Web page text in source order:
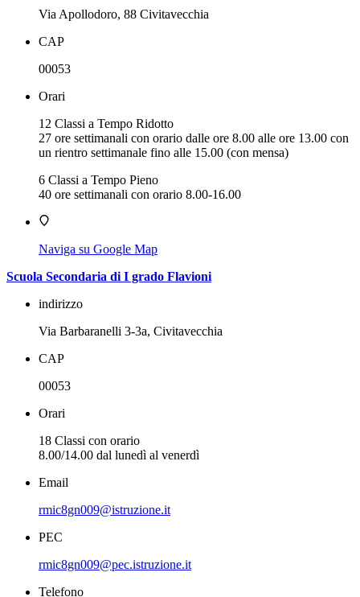
Via Apollodoro, 88 Civitavecchia
CAP
00053
Orari
12 Classi a Tempo Ridotto
27 ore settimanali con orario dalle ore 8.00 alle ore 13.00 con
un rientro settimanale fino alle 15.00 (con mensa)
6 Classi a Tempo Pieno
40 ore settimanali con orario 8.00-16.00
Naviga su Google Map
Scuola Secondaria di I grado Flavioni
indirizzo
Via Barbaranelli 3-3a, Civitavecchia
CAP
00053
Orari
18 Classi con orario
8.00/14.00 dal lunedì al venerdì
Email
rmic8gn009@istruzione.it
PEC
rmic8gn009@pec.istruzione.it
Telefono